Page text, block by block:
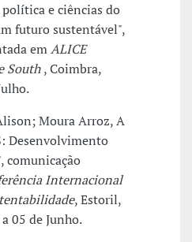
e ciências do
futuro sustentável",
emALICE
South, Coimbra,
Moura Arroz, A
Desenvolvimento
comunicação
Internacional
, Estoril,
05 de Junho.